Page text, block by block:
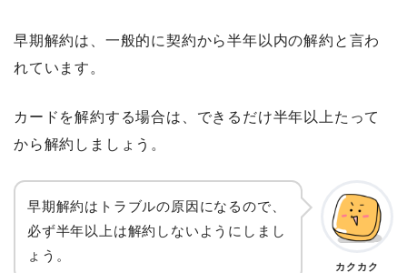
早期解約は、一般的に契約から半年以内の解約と言わ
れています。
カードを解約する場合は、できるだけ半年以上たって
から解約しましょう。
早期解約はトラブルの原因になるので、
必ず半年以上は解約しないようにしまし
ょう。
カクカク